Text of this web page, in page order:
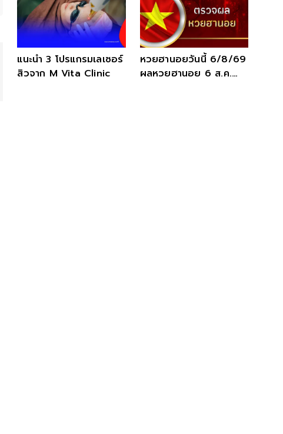
แนะนำ 3 โปรแกรมเลเซอร์
สิวจาก M Vita Clinic
หวยฮานอยวันนี้ 6/8/69
ผลหวยฮานอย 6 ส.ค.